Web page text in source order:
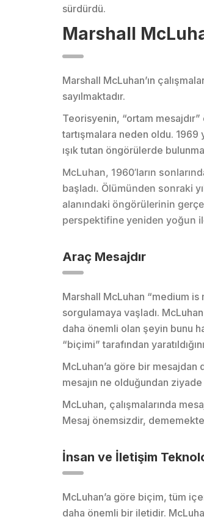
sürdürdü.
Marshall
Marshall McLuhan’ın
sayılmaktadır.
Teorisyenin, “ortam
tartışmalara neden oldu. 1969
ışık tutan öngörülerde
McLuhan, 1960’ların
başladı. Ölümünden sonraki
alanındaki öngörülerinin
perspektifine yeniden yoğun
Araç Mesajdır
Marshall McLuhan “medium
sorgulamaya vaşladı.
daha önemli olan şeyin bunu
“biçimi” tarafından
McLuhan’a göre bir mesajdan
mesajın ne olduğundan
McLuhan, çalışmalarında
Mesaj önemsizdir,
İnsan ve İletişim
McLuhan’a göre biçim, tüm
daha önemli bir iletidir.